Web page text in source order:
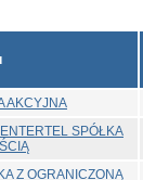
AKCYJNA
SPÓŁKA
Z OGRANICZONĄ